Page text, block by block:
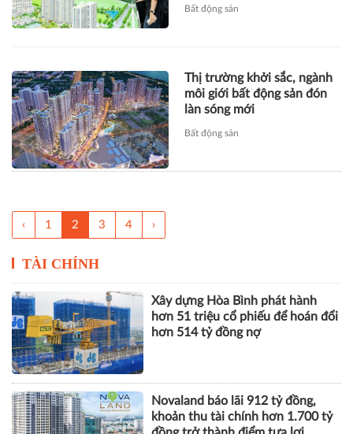
Bất động sản
Thị trường khởi sắc, ngành
môi giới bất động sản đón
làn sóng mới
Bất động sản
‹ 1 2 3 4 ›
TÀI CHÍNH
Xây dựng Hòa Bình phát hành
hơn 51 triệu cổ phiếu để hoán đổi
hơn 514 tỷ đồng nợ
Novaland báo lãi 912 tỷ đồng,
khoản thu tài chính hơn 1.700 tỷ